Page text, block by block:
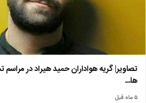
تصاویر| گریه هواداران حمید هیراد در
ها…
۵ ماه قبل